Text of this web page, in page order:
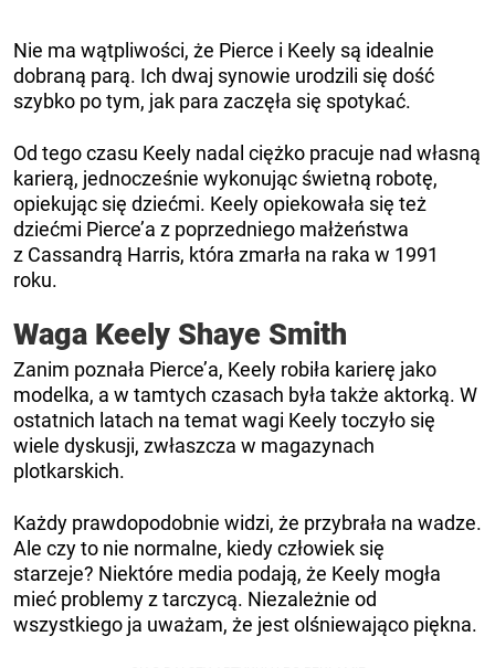
Nie ma wątpliwości, że Pierce i Keely są idealnie
dobraną parą. Ich dwaj synowie urodzili się dość
szybko po tym, jak para zaczęła się spotykać.
Od tego czasu Keely nadal ciężko pracuje nad własną
karierą, jednocześnie wykonując świetną robotę,
opiekując się dziećmi. Keely opiekowała się też
dziećmi Pierce’a z poprzedniego małżeństwa
z Cassandrą Harris, która zmarła na raka w 1991
roku.
Waga Keely Shaye Smith
Zanim poznała Pierce’a, Keely robiła karierę jako
modelka, a w tamtych czasach była także aktorką. W
ostatnich latach na temat wagi Keely toczyło się
wiele dyskusji, zwłaszcza w magazynach
plotkarskich.
Każdy prawdopodobnie widzi, że przybrała na wadze.
Ale czy to nie normalne, kiedy człowiek się
starzeje? Niektóre media podają, że Keely mogła
mieć problemy z tarczycą. Niezależnie od
wszystkiego ja uważam, że jest olśniewająco piękna.